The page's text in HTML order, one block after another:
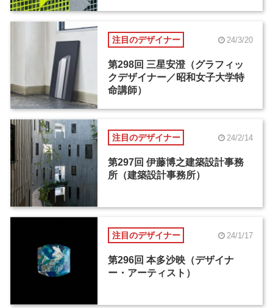
注目のデザイナー 24/3/20
第298回 三星安澄（グラフィッ
クデザイナー／昭和女子大学特
命講師）
注目のデザイナー 24/2/14
第297回 伊藤博之建築設計事務
所（建築設計事務所）
注目のデザイナー 24/1/17
第296回 本多沙映（デザイナ
ー・アーティスト）